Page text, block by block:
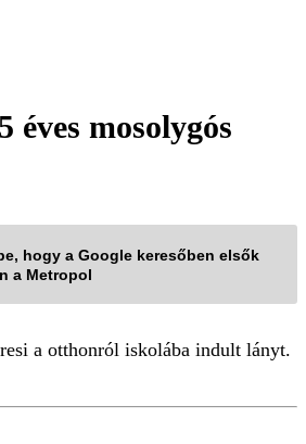
éves mosolygós
hogy a Google keresőben elsők
a Metropol
a otthonról iskolába indult lányt.